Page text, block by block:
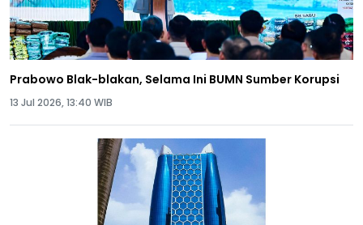
Prabowo Blak-blakan, Selama Ini BUMN Sumber Korupsi
13 Jul 2026, 13:40 WIB